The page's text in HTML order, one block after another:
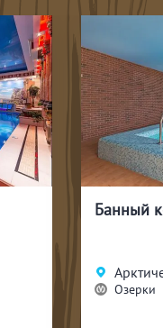
Озерки